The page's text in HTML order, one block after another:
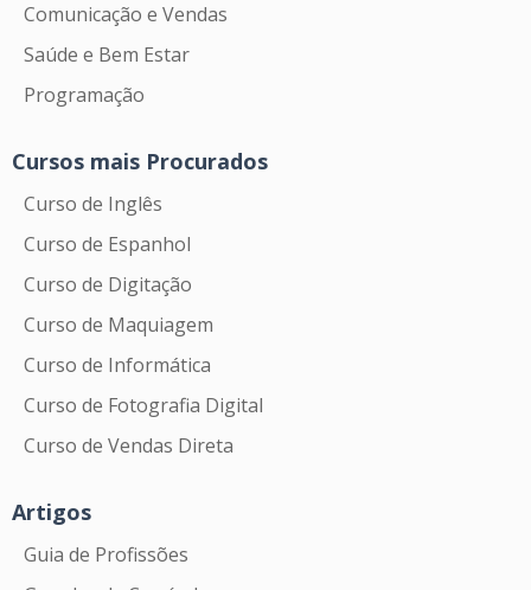
Comunicação e Vendas
Saúde e Bem Estar
Programação
Cursos mais Procurados
Curso de Inglês
Curso de Espanhol
Curso de Digitação
Curso de Maquiagem
Curso de Informática
Curso de Fotografia Digital
Curso de Vendas Direta
Artigos
Guia de Profissões